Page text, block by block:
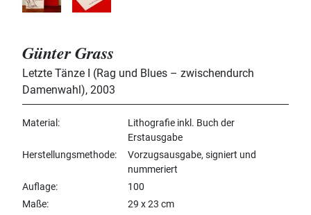
Günter Grass
Letzte Tänze I (Rag und Blues – zwischendurch
Damenwahl), 2003
Material
Lithografie inkl. Buch der
Erstausgabe
Herstellungsmethode
Vorzugsausgabe, signiert und
nummeriert
Auflage
100
Maße
29 x 23 cm